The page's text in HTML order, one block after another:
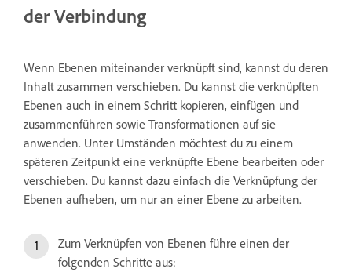
der Verbindung
Wenn Ebenen miteinander verknüpft sind, kannst du deren
Inhalt zusammen verschieben. Du kannst die verknüpften
Ebenen auch in einem Schritt kopieren, einfügen und
zusammenführen sowie Transformationen auf sie
anwenden. Unter Umständen möchtest du zu einem
späteren Zeitpunkt eine verknüpfte Ebene bearbeiten oder
verschieben. Du kannst dazu einfach die Verknüpfung der
Ebenen aufheben, um nur an einer Ebene zu arbeiten.
Zum Verknüpfen von Ebenen führe einen der
folgenden Schritte aus: